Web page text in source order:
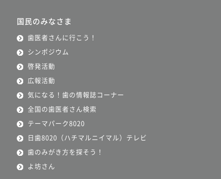
国民のみなさま
歯医者さんに行こう！
シンポジウム
啓発活動
広報活動
気になる！歯の情報誌コーナー
全国の歯医者さん検索
テーマパーク8020
日歯8020（ハチマルニイマル）テレビ
歯のみがき方を探そう！
よ坊さん